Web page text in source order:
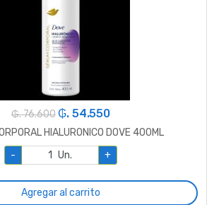
₲. 76.600 ₲. 54.550
HIALURONICO DOVE 400ML
-
Un. +
Agregar al carrito